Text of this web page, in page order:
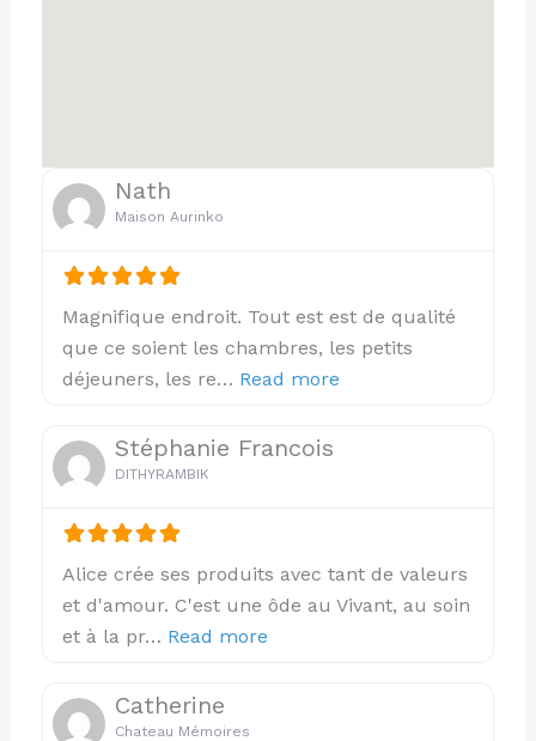
Nath
Maison Aurinko
Magnifique endroit. Tout est est de qualité
que ce soient les chambres, les petits
déjeuners, les re… Read moreabout this listing
Stéphanie Francois
DITHYRAMBIK
Alice crée ses produits avec tant de valeurs
et d'amour. C'est une ôde au Vivant, au soin
et à la pr… Read moreabout this listing
Catherine
Chateau Mémoires